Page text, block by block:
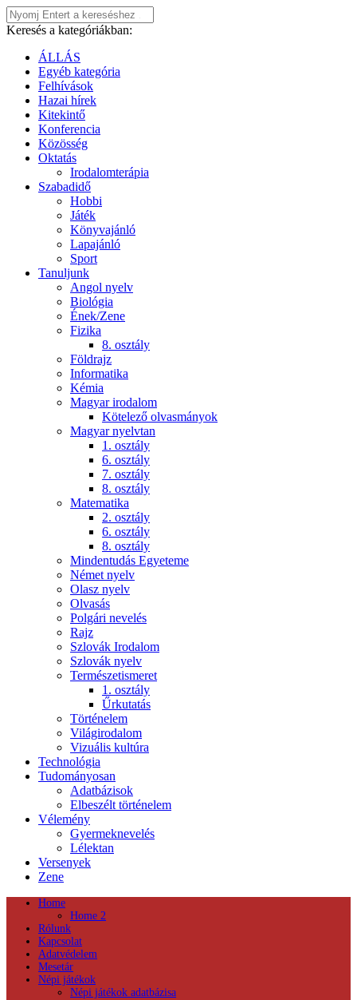
Keresés a kategóriákban:
ÁLLÁS
Egyéb kategória
Felhívások
Hazai hírek
Kitekintő
Konferencia
Közösség
Oktatás
Irodalomterápia
Szabadidő
Hobbi
Játék
Könyvajánló
Lapajánló
Sport
Tanuljunk
Angol nyelv
Biológia
Ének/Zene
Fizika
8. osztály
Földrajz
Informatika
Kémia
Magyar irodalom
Kötelező olvasmányok
Magyar nyelvtan
1. osztály
6. osztály
7. osztály
8. osztály
Matematika
2. osztály
6. osztály
8. osztály
Mindentudás Egyeteme
Német nyelv
Olasz nyelv
Olvasás
Polgári nevelés
Rajz
Szlovák Irodalom
Szlovák nyelv
Természetismeret
1. osztály
Űrkutatás
Történelem
Világirodalom
Vizuális kultúra
Technológia
Tudományosan
Adatbázisok
Elbeszélt történelem
Vélemény
Gyermeknevelés
Lélektan
Versenyek
Zene
Home
Home 2
Rólunk
Kapcsolat
Adatvédelem
Mesetár
Népi játékok
Népi játékok adatbázisa